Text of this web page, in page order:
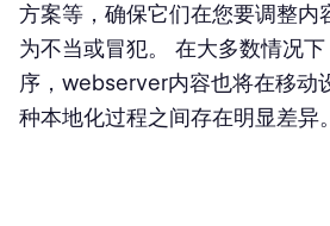
方案等，确保它们在您要调整内
为不当或冒犯。 在大多数情况
序，webserver内容也将在移动
种本地化过程之间存在明显差异。